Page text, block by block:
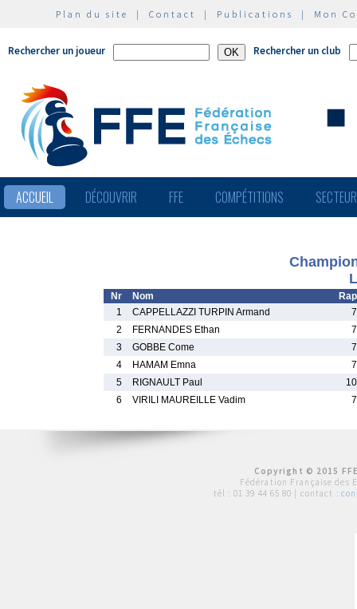
Plan du site | Contact | Publications | Mon
Rechercher un joueur Rechercher un club
ACCUEIL DÉCOUVRIR FFE COMPÉTITIONS
Nr Nom
1
CAPPELLAZZI TURPIN Armand
2
FERNANDES Ethan
3
GOBBE Come
4
HAMAM Emna
5
RIGNAULT Paul
6
VIRILI MAUREILLE Vadim
Copyright © 2015
Fédération Française des
tél : 01 39 44 65 80 | contact :